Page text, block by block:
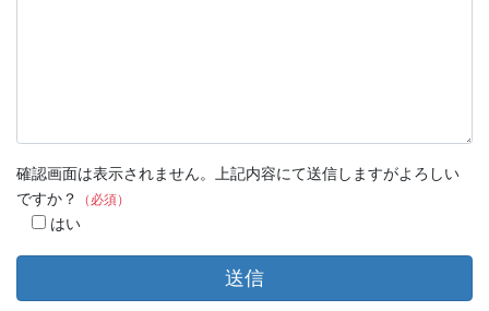
確認画面は表示されません。上記内容にて送信しますがよろしい
ですか？
（必須）
はい